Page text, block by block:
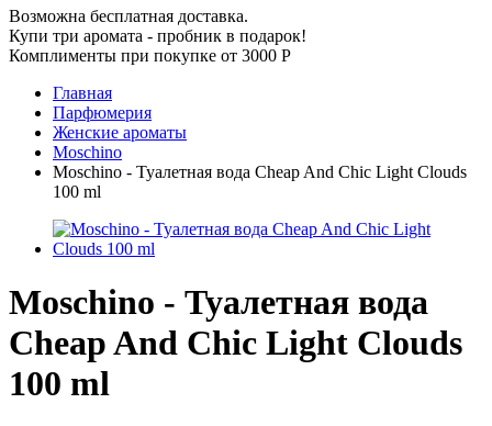
Возможна бесплатная доставка.
Купи три аромата - пробник в подарок!
Комплименты при покупке от 3000 Р
Главная
Парфюмерия
Женские ароматы
Moschino
Moschino - Туалетная вода Cheap And Chic Light Clouds
100 ml
Moschino - Туалетная вода
Cheap And Chic Light Clouds
100 ml